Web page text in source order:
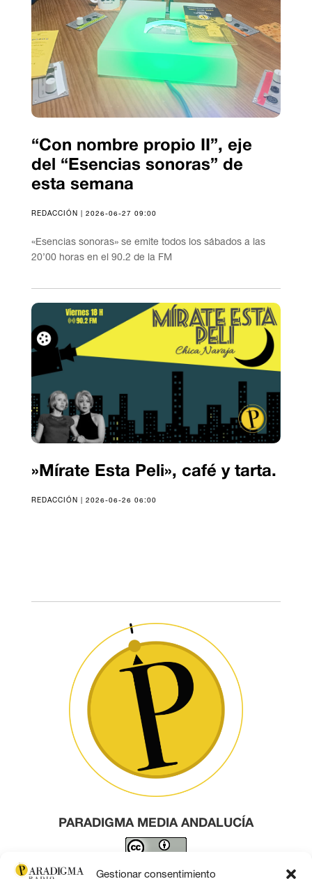
Gestionar consentimiento
“Con nombre propio II”, eje
del “Esencias sonoras” de
esta semana
REDACCIÓN | 2026-06-27 09:00
«Esencias sonoras» se emite todos los sábados a las
20’00 horas en el 90.2 de la FM
»Mírate Esta Peli», café y tarta.
REDACCIÓN | 2026-06-26 06:00
PARADIGMA MEDIA ANDALUCÍA
Este obra está bajo una licencia de Creative Commons